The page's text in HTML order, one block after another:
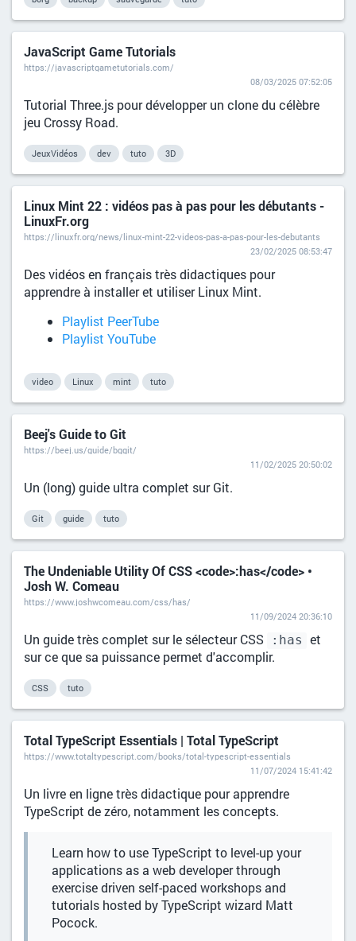
JavaScript Game Tutorials
https://javascriptgametutorials.com/
08/03/2025 07:52:05
Tutorial Three.js pour développer un clone du célèbre
jeu Crossy Road.
JeuxVidéos dev tuto 3D
Linux Mint 22 : vidéos pas à pas pour les débutants -
LinuxFr.org
https://linuxfr.org/news/linux-mint-22-videos-pas-a-pas-pour-les-debutants
23/02/2025 08:53:47
Des vidéos en français très didactiques pour
apprendre à installer et utiliser Linux Mint.
Playlist PeerTube
Playlist YouTube
video Linux mint tuto
Beej's Guide to Git
https://beej.us/guide/bggit/
11/02/2025 20:50:02
Un (long) guide ultra complet sur Git.
Git guide tuto
The Undeniable Utility Of CSS <code>:has</code> •
Josh W. Comeau
https://www.joshwcomeau.com/css/has/
11/09/2024 20:36:10
Un guide très complet sur le sélecteur CSS :has et
sur ce que sa puissance permet d'accomplir.
CSS tuto
Total TypeScript Essentials | Total TypeScript
https://www.totaltypescript.com/books/total-typescript-essentials
11/07/2024 15:41:42
Un livre en ligne très didactique pour apprendre
TypeScript de zéro, notamment les concepts.
Learn how to use TypeScript to level-up your
applications as a web developer through
exercise driven self-paced workshops and
tutorials hosted by TypeScript wizard Matt
Pocock.